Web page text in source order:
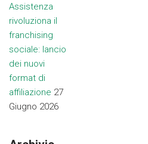
Assistenza
rivoluziona il
franchising
sociale: lancio
dei nuovi
format di
affiliazione 27
Giugno 2026